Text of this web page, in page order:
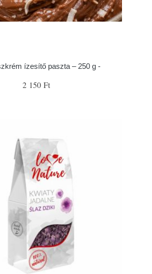
ízesítő paszta – 250 g -
2 150 Ft